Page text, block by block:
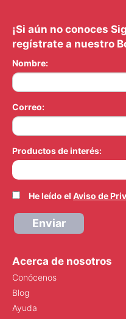
¡Si aún no conoces
regístrate a nuestro
Nombre:
Correo:
Productos de interés:
He leído el Aviso de
Enviar
Acerca de nosotros
Conócenos
Blog
Ayuda